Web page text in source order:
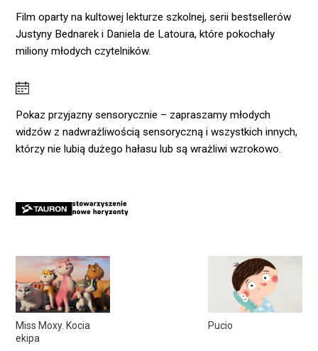
Miss Moxy. Kocia
ekipa
Pucio
Film oparty na kultowej lekturze szkolnej, serii bestsellerów
Justyny Bednarek i Daniela de Latoura, które pokochały
miliony młodych czytelników.
Pokaz przyjazny sensorycznie – zapraszamy młodych
widzów z nadwrażliwością sensoryczną i wszystkich innych,
którzy nie lubią dużego hałasu lub są wrażliwi wzrokowo.